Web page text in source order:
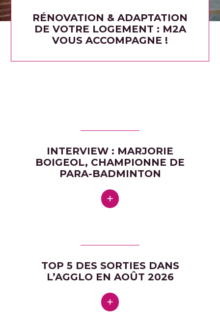
RÉNOVATION & ADAPTATION
DE VOTRE LOGEMENT : M2A
VOUS ACCOMPAGNE !
INTERVIEW : MARJORIE
BOIGEOL, CHAMPIONNE DE
PARA-BADMINTON
TOP 5 DES SORTIES DANS
L’AGGLO EN AOÛT 2026